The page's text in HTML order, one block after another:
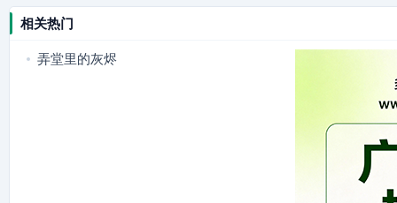
相关热门
弄堂里的灰烬